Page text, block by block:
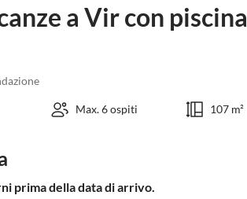
a Vir con piscina
Max. 6 ospiti 107 m²
prima della data di arrivo.